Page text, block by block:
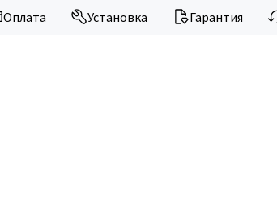
Оплата Установка Гарантия